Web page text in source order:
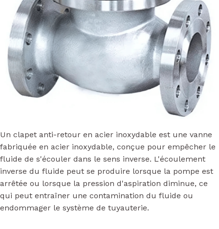
Un clapet anti-retour en acier inoxydable est une vanne
fabriquée en acier inoxydable, conçue pour empêcher le
fluide de s'écouler dans le sens inverse. L'écoulement
inverse du fluide peut se produire lorsque la pompe est
arrêtée ou lorsque la pression d'aspiration diminue, ce
qui peut entraîner une contamination du fluide ou
endommager le système de tuyauterie.